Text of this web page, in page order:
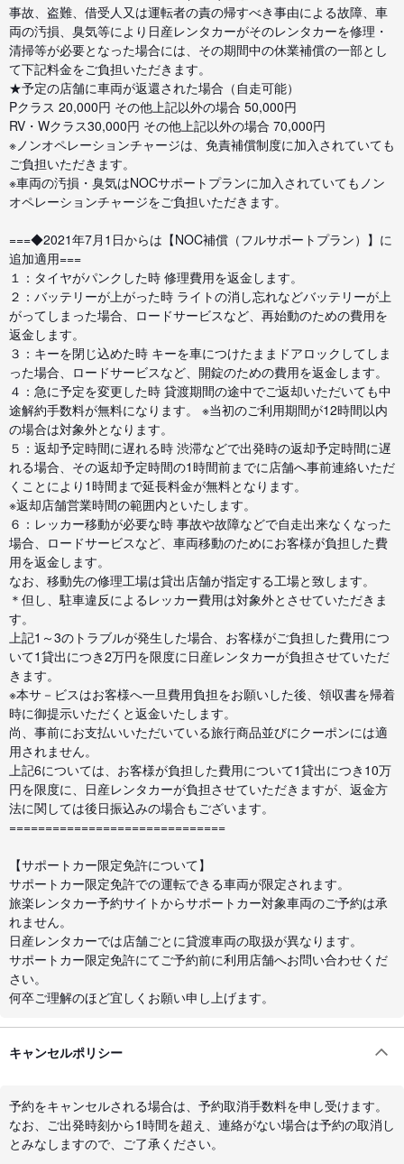
事故、盗難、借受人又は運転者の責の帰すべき事由による故障、車
両の汚損、臭気等により日産レンタカーがそのレンタカーを修理・
清掃等が必要となった場合には、その期間中の休業補償の一部とし
て下記料金をご負担いただきます。
★予定の店舗に車両が返還された場合（自走可能）
Pクラス 20,000円 その他上記以外の場合 50,000円
RV・Wクラス30,000円 その他上記以外の場合 70,000円
※ノンオペレーションチャージは、免責補償制度に加入されていても
ご負担いただきます。
※車両の汚損・臭気はNOCサポートプランに加入されていてもノン
オペレーションチャージをご負担いただきます。
===◆2021年7月1日からは【NOC補償（フルサポートプラン）】に
追加適用===
１：タイヤがパンクした時 修理費用を返金します。
２：バッテリーが上がった時 ライトの消し忘れなどバッテリーが上
がってしまった場合、ロードサービスなど、再始動のための費用を
返金します。
３：キーを閉じ込めた時 キーを車につけたままドアロックしてしま
った場合、ロードサービスなど、開錠のための費用を返金します。
４：急に予定を変更した時 貸渡期間の途中でご返却いただいても中
途解約手数料が無料になります。 ※当初のご利用期間が12時間以内
の場合は対象外となります。
５：返却予定時間に遅れる時 渋滞などで出発時の返却予定時間に遅
れる場合、その返却予定時間の1時間前までに店舗へ事前連絡いただ
くことにより1時間まで延長料金が無料となります。
※返却店舗営業時間の範囲内といたします。
６：レッカー移動が必要な時 事故や故障などで自走出来なくなった
場合、ロードサービスなど、車両移動のためにお客様が負担した費
用を返金します。
なお、移動先の修理工場は貸出店舗が指定する工場と致します。
＊但し、駐車違反によるレッカー費用は対象外とさせていただきま
す。
上記1～3のトラブルが発生した場合、お客様がご負担した費用につ
いて1貸出につき2万円を限度に日産レンタカーが負担させていただ
きます。
※本サ－ビスはお客様へ一旦費用負担をお願いした後、領収書を帰着
時に御提示いただくと返金いたします。
尚、事前にお支払いいただいている旅行商品並びにクーポンには適
用されません。
上記6については、お客様が負担した費用について1貸出につき10万
円を限度に、日産レンタカーが負担させていただきますが、返金方
法に関しては後日振込みの場合もございます。
==============================
【サポートカー限定免許について】
サポートカー限定免許での運転できる車両が限定されます。
旅楽レンタカー予約サイトからサポートカー対象車両のご予約は承
れません。
日産レンタカーでは店舗ごとに貸渡車両の取扱が異なります。
サポートカー限定免許にてご予約前に利用店舗へお問い合わせくだ
さい。
何卒ご理解のほど宜しくお願い申し上げます。
キャンセルポリシー
予約をキャンセルされる場合は、予約取消手数料を申し受けます。
なお、ご出発時刻から1時間を超え、連絡がない場合は予約の取消し
とみなしますので、ご了承ください。